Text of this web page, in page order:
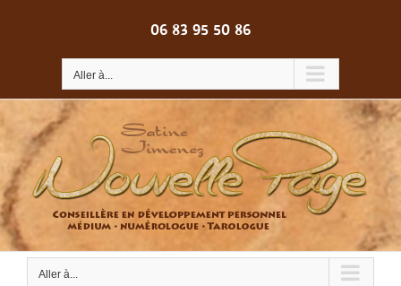
06 83 95 50 86
Aller à...
Aller à...